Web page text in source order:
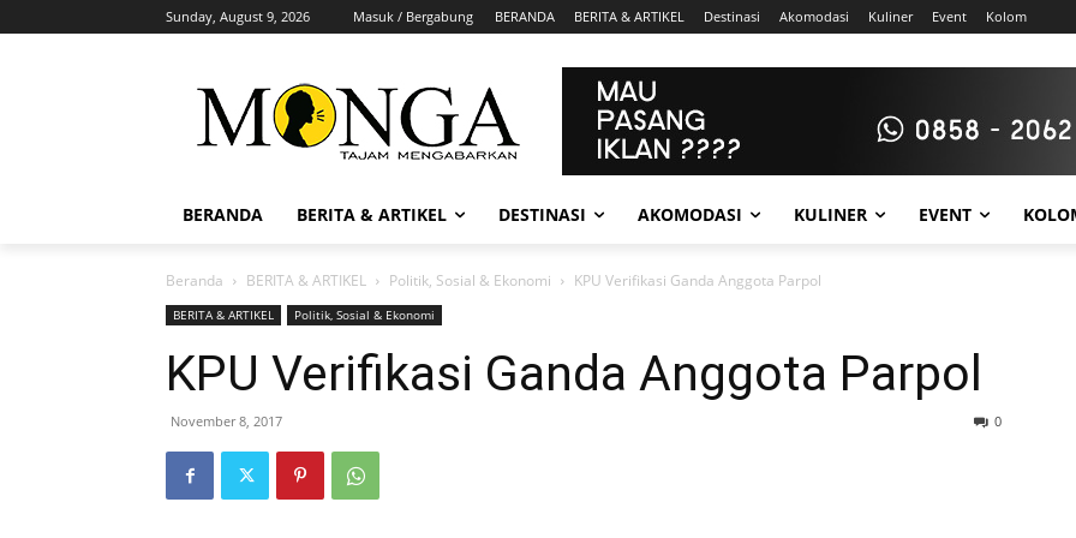
Sunday, August 9, 2026 Masuk / Bergabung BERANDA BERITA & ARTIKEL Destinasi Akomodasi Kuliner Event Kolom
BERANDA BERITA & ARTIKEL DESTINASI AKOMODASI KULINER EVENT
Beranda BERITA & ARTIKEL Politik, Sosial & Ekonomi KPU Verifikasi Ganda Anggota Parpol
BERITA & ARTIKEL Politik, Sosial & Ekonomi
KPU Verifikasi Ganda Anggota Parpol
November 8, 2017 0